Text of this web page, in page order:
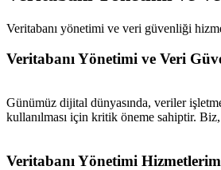
Veritabanı yönetimi ve veri güvenliği
Veritabanı Yönetimi ve Veri
Günümüz dijital dünyasında, veriler
kullanılması için kritik öneme sahiptir.
Veritabanı Yönetimi